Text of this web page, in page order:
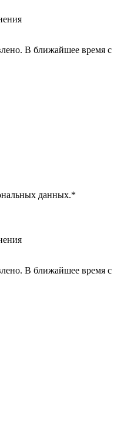
В ближайшее время с
данных.*
В ближайшее время с